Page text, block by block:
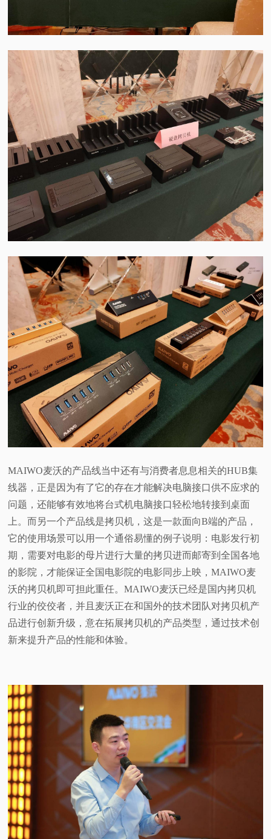
MAIWO麦沃的产品线当中还有与消费者息息相关的HUB集
线器，正是因为有了它的存在才能解决电脑接口供不应求的
问题，还能够有效地将台式机电脑接口轻松地转接到桌面
上。而另一个产品线是拷贝机，这是一款面向B端的产品，
它的使用场景可以用一个通俗易懂的例子说明：电影发行初
期，需要对电影的母片进行大量的拷贝进而邮寄到全国各地
的影院，才能保证全国电影院的电影同步上映，MAIWO麦
沃的拷贝机即可担此重任。MAIWO麦沃已经是国内拷贝机
行业的佼佼者，并且麦沃正在和国外的技术团队对拷贝机产
品进行创新升级，意在拓展拷贝机的产品类型，通过技术创
新来提升产品的性能和体验。